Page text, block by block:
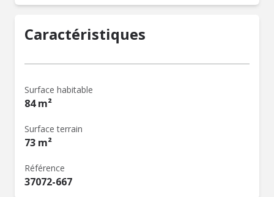
Caractéristiques
Surface habitable
84 m²
Surface terrain
73 m²
Référence
37072-667